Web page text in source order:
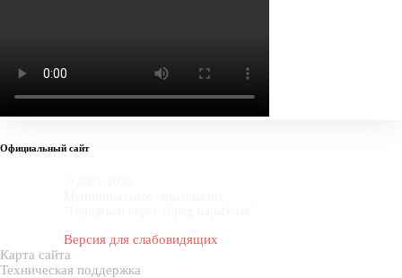
Официальный сайт
Версия для слабовидящих
Карта сайта
Техническая поддержка